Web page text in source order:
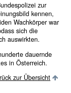
zur
kennen,
Wachkörper war
sich die
auswirkten.
dauernde
in Österreich.
zur Übersicht